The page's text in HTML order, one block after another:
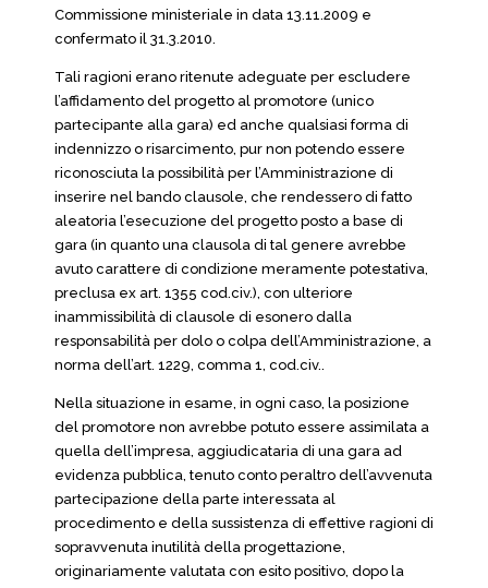
Commissione ministeriale in data 13.11.2009 e
confermato il 31.3.2010.
Tali ragioni erano ritenute adeguate per escludere
l’affidamento del progetto al promotore (unico
partecipante alla gara) ed anche qualsiasi forma di
indennizzo o risarcimento, pur non potendo essere
riconosciuta la possibilità per l’Amministrazione di
inserire nel bando clausole, che rendessero di fatto
aleatoria l’esecuzione del progetto posto a base di
gara (in quanto una clausola di tal genere avrebbe
avuto carattere di condizione meramente potestativa,
preclusa ex art. 1355 cod.civ.), con ulteriore
inammissibilità di clausole di esonero dalla
responsabilità per dolo o colpa dell’Amministrazione, a
norma dell’art. 1229, comma 1, cod.civ..
Nella situazione in esame, in ogni caso, la posizione
del promotore non avrebbe potuto essere assimilata a
quella dell’impresa, aggiudicataria di una gara ad
evidenza pubblica, tenuto conto peraltro dell’avvenuta
partecipazione della parte interessata al
procedimento e della sussistenza di effettive ragioni di
sopravvenuta inutilità della progettazione,
originariamente valutata con esito positivo, dopo la